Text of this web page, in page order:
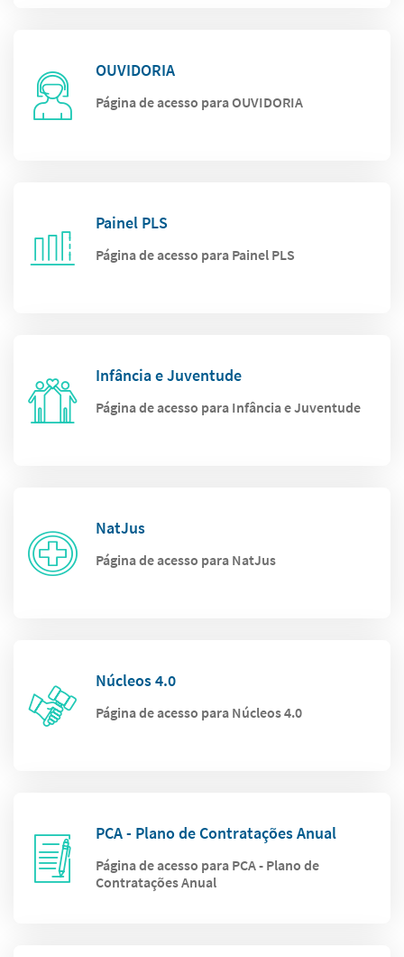
OUVIDORIA
Página de acesso para OUVIDORIA
Painel PLS
Página de acesso para Painel PLS
Infância e Juventude
Página de acesso para Infância e Juventude
NatJus
Página de acesso para NatJus
Núcleos 4.0
Página de acesso para Núcleos 4.0
PCA - Plano de Contratações Anual
Página de acesso para PCA - Plano de
Contratações Anual